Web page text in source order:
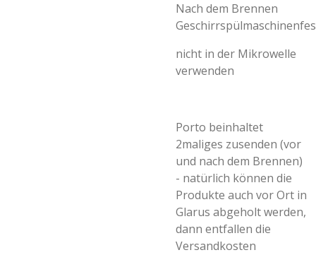
Nach dem Brennen
nicht in der Mikrowelle
verwenden
Porto beinhaltet
2maliges zusenden (vor
und nach dem Brennen)
- natürlich können die
Produkte auch vor Ort in
Glarus abgeholt werden,
dann entfallen die
Versandkosten